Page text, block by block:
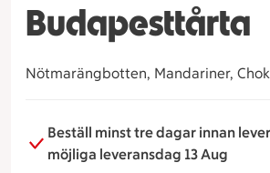
Budapesttårta
Nötmarängbotten, Mandariner,
Beställ minst tre dagar innan
möjliga leveransdag 13 Aug